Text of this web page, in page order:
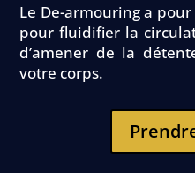
Le De-armouring a
pour fluidifier la
d’amener de la
votre corps.